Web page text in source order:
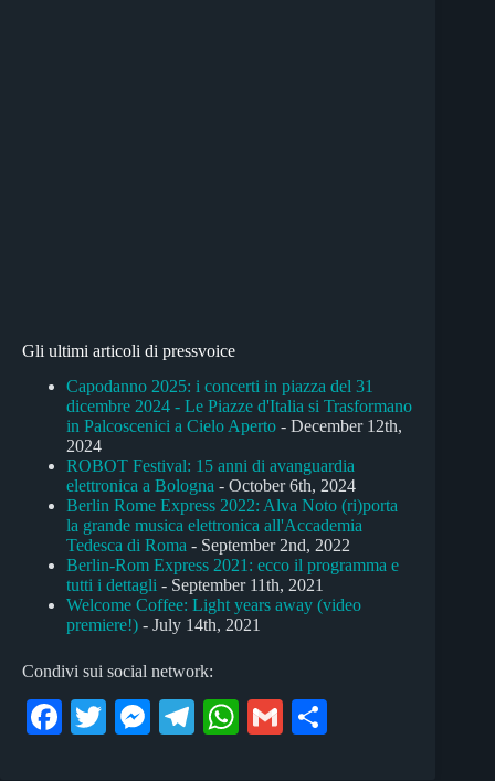
Gli ultimi articoli di pressvoice
Capodanno 2025: i concerti in piazza del 31
dicembre 2024 - Le Piazze d'Italia si Trasformano
in Palcoscenici a Cielo Aperto - December 12th,
2024
ROBOT Festival: 15 anni di avanguardia
elettronica a Bologna - October 6th, 2024
Berlin Rome Express 2022: Alva Noto (ri)porta
la grande musica elettronica all'Accademia
Tedesca di Roma - September 2nd, 2022
Berlin-Rom Express 2021: ecco il programma e
tutti i dettagli - September 11th, 2021
Welcome Coffee: Light years away (video
premiere!) - July 14th, 2021
Condivi sui social network:
Fa T
M
Te W
G